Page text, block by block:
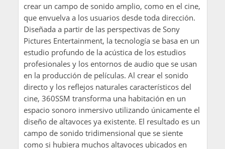
crear un campo de sonido amplio, como en el cine,
que envuelva a los usuarios desde toda dirección.
Diseñada a partir de las perspectivas de Sony
Pictures Entertainment, la tecnología se basa en un
estudio profundo de la acústica de los estudios
profesionales y los entornos de audio que se usan
en la producción de películas. Al crear el sonido
directo y los reflejos naturales característicos del
cine, 360SSM transforma una habitación en un
espacio sonoro inmersivo utilizando únicamente el
diseño de altavoces ya existente. El resultado es un
campo de sonido tridimensional que se siente
como si hubiera muchos altavoces ubicados en